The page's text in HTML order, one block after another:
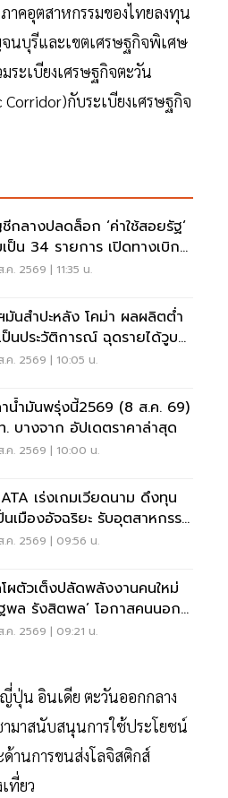
าคอุตสาหกรรมของไทยลงทุน
นบุรีและเขตเศรษฐกิจพิเศษ
ระเบียงเศรษฐกิจตะวัน
กับระเบียงเศรษฐกิจ
กลางปลดล็อก ‘ค่าใช้สอยรัฐ‘
ป็น 34 รายการ เปิดทางเบิก
ฟต์แวร์
ค. 2569 | 11:35 น.
มันสำปะหลัง โคม่า ผลผลิตต่ำ
ป็นประวัติการณ์ ฉุดรายได้วูบ
8.5 หมื่นล้าน
ค. 2569 | 10:05 น.
าน้ำมันพรุ่งนี้2569 (8 ส.ค. 69)
. บางจาก อัปเดตราคาล่าสุด
ค. 2569 | 10:00 น.
เร่งเกมเวียดนาม ดึงทุน
เมืองอัจฉริยะ รับอุตสาหกรรม
ค
ค. 2569 | 09:56 น.
โผตัวเต็งปลัดพลังงานคนใหม่
รังสิตพล’ โอกาสคนนอก
ง 95%
ค. 2569 | 09:21 น.
ปุ่น อินเดีย ตะวันออกกลาง
มาสนับสนุนการใช้ประโยชน์
ด้านการขนส่งโลจิสติกส์
ที่ยว